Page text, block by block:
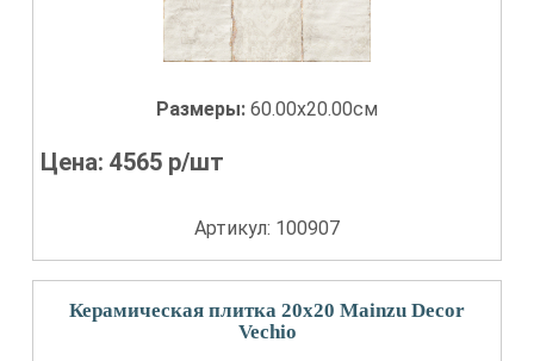
Размеры: 60.00x20.00см
Цена:4565 р/шт
Артикул: 100907
Керамическая плитка 20x20 Mainzu Decor
Vechio